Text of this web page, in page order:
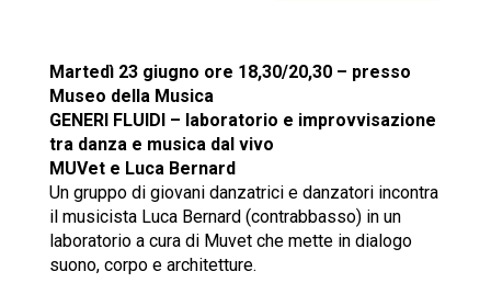
Martedì 23 giugno ore 18,30/20,30 – presso
Museo della Musica
GENERI FLUIDI – laboratorio e improvvisazione
tra danza e musica dal vivo
MUVet e Luca Bernard
Un gruppo di giovani danzatrici e danzatori incontra
il musicista Luca Bernard (contrabbasso) in un
laboratorio a cura di Muvet che mette in dialogo
suono, corpo e architetture.